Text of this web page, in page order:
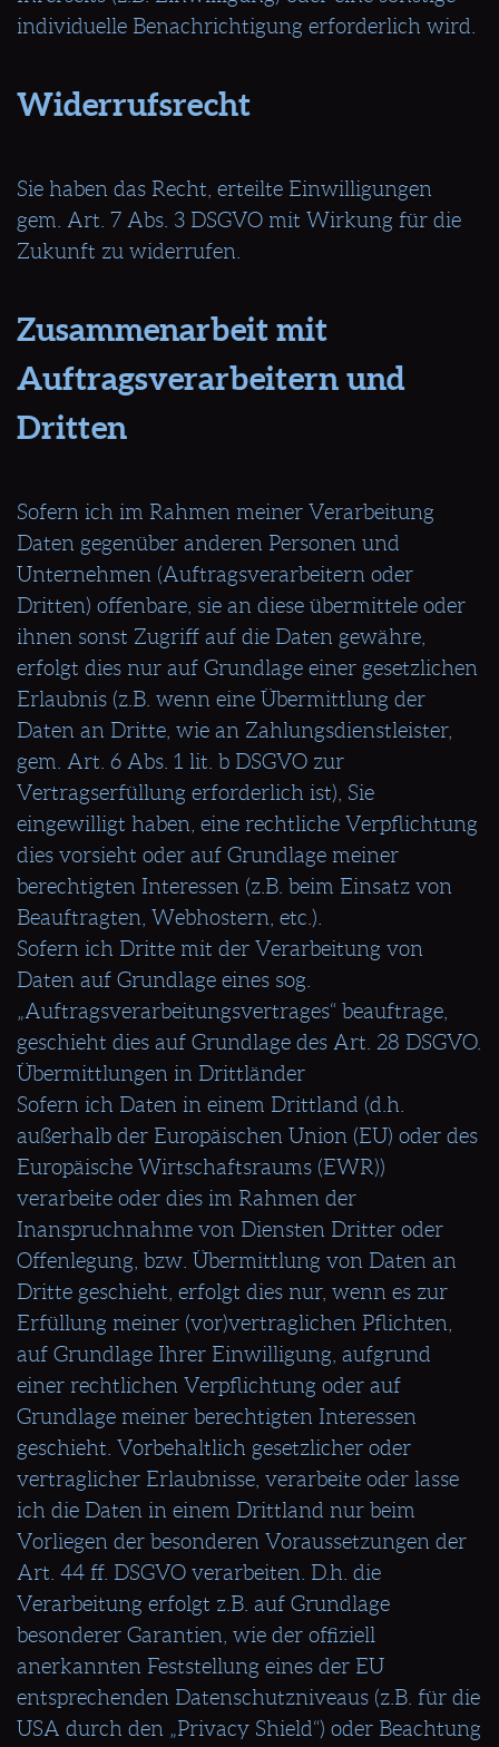
individuelle Benachrichtigung erforderlich wird.
Widerrufsrecht
Sie haben das Recht, erteilte Einwilligungen
gem. Art. 7 Abs. 3 DSGVO mit Wirkung für die
Zukunft zu widerrufen.
Zusammenarbeit mit
Auftragsverarbeitern und
Dritten
Sofern ich im Rahmen meiner Verarbeitung
Daten gegenüber anderen Personen und
Unternehmen (Auftragsverarbeitern oder
Dritten) offenbare, sie an diese übermittele oder
ihnen sonst Zugriff auf die Daten gewähre,
erfolgt dies nur auf Grundlage einer gesetzlichen
Erlaubnis (z.B. wenn eine Übermittlung der
Daten an Dritte, wie an Zahlungsdienstleister,
gem. Art. 6 Abs. 1 lit. b DSGVO zur
Vertragserfüllung erforderlich ist), Sie
eingewilligt haben, eine rechtliche Verpflichtung
dies vorsieht oder auf Grundlage meiner
berechtigten Interessen (z.B. beim Einsatz von
Beauftragten, Webhostern, etc.).
Sofern ich Dritte mit der Verarbeitung von
Daten auf Grundlage eines sog.
„Auftragsverarbeitungsvertrages“ beauftrage,
geschieht dies auf Grundlage des Art. 28 DSGVO.
Übermittlungen in Drittländer
Sofern ich Daten in einem Drittland (d.h.
außerhalb der Europäischen Union (EU) oder des
Europäische Wirtschaftsraums (EWR))
verarbeite oder dies im Rahmen der
Inanspruchnahme von Diensten Dritter oder
Offenlegung, bzw. Übermittlung von Daten an
Dritte geschieht, erfolgt dies nur, wenn es zur
Erfüllung meiner (vor)vertraglichen Pflichten,
auf Grundlage Ihrer Einwilligung, aufgrund
einer rechtlichen Verpflichtung oder auf
Grundlage meiner berechtigten Interessen
geschieht. Vorbehaltlich gesetzlicher oder
vertraglicher Erlaubnisse, verarbeite oder lasse
ich die Daten in einem Drittland nur beim
Vorliegen der besonderen Voraussetzungen der
Art. 44 ff. DSGVO verarbeiten. D.h. die
Verarbeitung erfolgt z.B. auf Grundlage
besonderer Garantien, wie der offiziell
anerkannten Feststellung eines der EU
entsprechenden Datenschutzniveaus (z.B. für die
USA durch den „Privacy Shield“) oder Beachtung